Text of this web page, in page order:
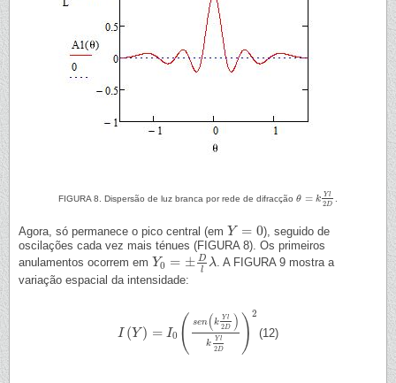
FIGURA 8. Dispersão de luz branca por rede de difracçãoθ = k Yl
2D
θ =kYl2D
Agora, só permanece o pico central (em Y = 0
Y 0
), seguido de
oscilações cada vez mais ténues (FIGURA 8). Os primeiros
anulamentos ocorrem em Y0 = ± D
l
λ
Y0 =±Dlλ
. A FIGURA 9 mostra a
variação espacial da intensidade:
I (Y ) = I0 ( sen(k Yl
2D )
k Yl
2D ) 2
I( Y )= I0 (sen( k Yl2D)kYl2D )2 (12)